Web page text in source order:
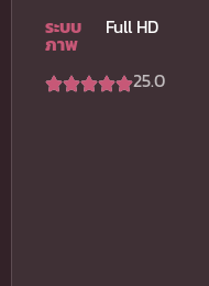
ระบบ
ภาพ
Full HD
25.0